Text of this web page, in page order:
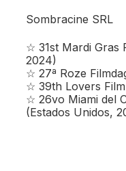
Sombracine SRL
☆ 31st Mardi Gras
2024)
☆ 27ª Roze
☆ 39th Lovers
☆ 26vo Miami del
(Estados Unidos,